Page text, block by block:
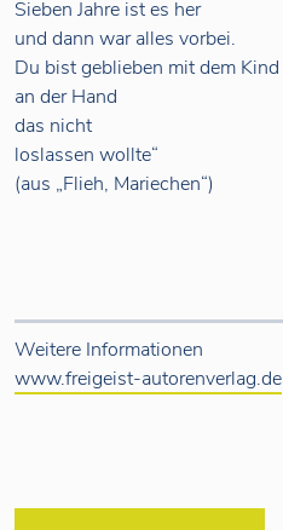
Sieben Jahre ist es her
und dann war alles vorbei.
Du bist geblieben mit dem Kind
an der Hand
das nicht
loslassen wollte“
(aus „Flieh, Mariechen“)
Weitere Informationen
www.freigeist-autorenverlag.de